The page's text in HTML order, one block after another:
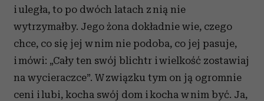
i uległa, to po dwóch latach z nią nie
wytrzymałby. Jego żona dokładnie wie, czego
chce, co się jej w nim nie podoba, co jej pasuje,
i mówi: „Cały ten swój blichtr i wielkość zostawiaj
na wycieraczce”. W związku tym on ją ogromnie
ceni i lubi, kocha swój dom i kocha w nim być. Ja,